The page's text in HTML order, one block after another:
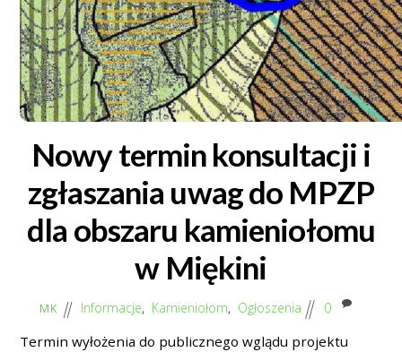
Nowy termin konsultacji i
zgłaszania uwag do MPZP
dla obszaru kamieniołomu
w Miękini
MK Informacje, Kamieniołom, Ogłoszenia 0
Termin wyłożenia do publicznego wglądu projektu